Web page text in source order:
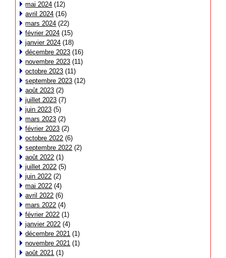
mai 2024 (12)
avril 2024 (16)
mars 2024 (22)
février 2024 (15)
janvier 2024 (18)
décembre 2023 (16)
novembre 2023 (11)
octobre 2023 (11)
septembre 2023 (12)
août 2023 (2)
juillet 2023 (7)
juin 2023 (5)
mars 2023 (2)
février 2023 (2)
octobre 2022 (6)
septembre 2022 (2)
août 2022 (1)
juillet 2022 (5)
juin 2022 (2)
mai 2022 (4)
avril 2022 (6)
mars 2022 (4)
février 2022 (1)
janvier 2022 (4)
décembre 2021 (1)
novembre 2021 (1)
août 2021 (1)